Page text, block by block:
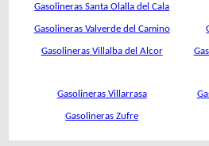
Gasolineras Santa Olalla del Cala
Gasolineras Valverde del Camino
Gasolineras Villalba del Alcor
Gasolineras Villarrasa
Gasolineras Zufre